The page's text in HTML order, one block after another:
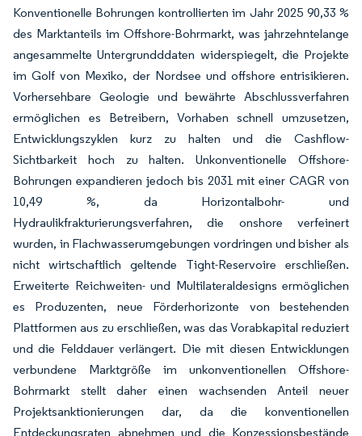
Konventionelle Bohrungen kontrollierten im Jahr 2025 90,33 %
des Marktanteils im Offshore-Bohrmarkt, was jahrzehntelange
angesammelte Untergrundddaten widerspiegelt, die Projekte
im Golf von Mexiko, der Nordsee und offshore entrisikieren.
Vorhersehbare Geologie und bewährte Abschlussverfahren
ermöglichen es Betreibern, Vorhaben schnell umzusetzen,
Entwicklungszyklen kurz zu halten und die Cashflow-
Sichtbarkeit hoch zu halten. Unkonventionelle Offshore-
Bohrungen expandieren jedoch bis 2031 mit einer CAGR von
10,49 %, da Horizontalbohr- und
Hydraulikfrakturierungsverfahren, die onshore verfeinert
wurden, in Flachwasserumgebungen vordringen und bisher als
nicht wirtschaftlich geltende Tight-Reservoire erschließen.
Erweiterte Reichweiten- und Multilateraldesigns ermöglichen
es Produzenten, neue Förderhorizonte von bestehenden
Plattformen aus zu erschließen, was das Vorabkapital reduziert
und die Felddauer verlängert. Die mit diesen Entwicklungen
verbundene Marktgröße im unkonventionellen Offshore-
Bohrmarkt stellt daher einen wachsenden Anteil neuer
Projektsanktionierungen dar, da die konventionellen
Entdeckungsraten abnehmen und die Konzessionsbestände